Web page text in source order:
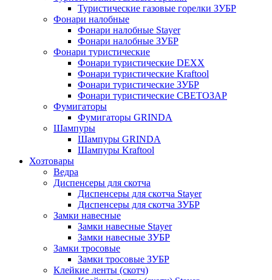
Туристические газовые горелки ЗУБР
Фонари налобные
Фонари налобные Stayer
Фонари налобные ЗУБР
Фонари туристические
Фонари туристические DEXX
Фонари туристические Kraftool
Фонари туристические ЗУБР
Фонари туристические СВЕТОЗАР
Фумигаторы
Фумигаторы GRINDA
Шампуры
Шампуры GRINDA
Шампуры Kraftool
Хозтовары
Ведра
Диспенсеры для скотча
Диспенсеры для скотча Stayer
Диспенсеры для скотча ЗУБР
Замки навесные
Замки навесные Stayer
Замки навесные ЗУБР
Замки тросовые
Замки тросовые ЗУБР
Клейкие ленты (скотч)